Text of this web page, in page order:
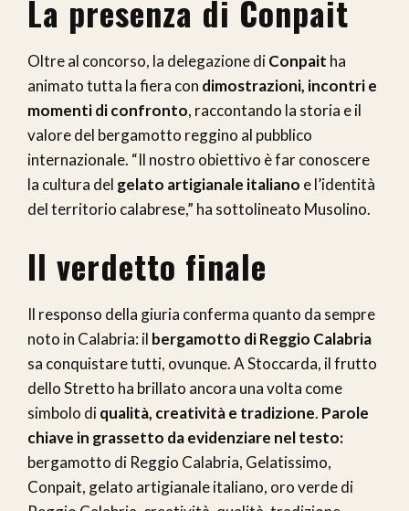
La presenza di Conpait
Oltre al concorso, la delegazione diConpait ha
animato tutta la fiera con dimostrazioni, incontri e
momenti di confronto, raccontando la storia e il
valore del bergamotto reggino al pubblico
internazionale. “Il nostro obiettivo è far conoscere
la cultura del gelato artigianale italiano e l’identità
del territorio calabrese,” ha sottolineato Musolino.
Il verdetto finale
Il responso della giuria conferma quanto da sempre
noto in Calabria: il bergamotto di Reggio Calabria
sa conquistare tutti, ovunque. A Stoccarda, il frutto
dello Stretto ha brillato ancora una volta come
simbolo diqualità, creatività e tradizione. Parole
chiave in grassetto da evidenziare nel testo:
bergamotto di Reggio Calabria, Gelatissimo,
Conpait, gelato artigianale italiano, oro verde di